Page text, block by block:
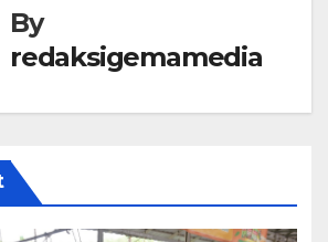
By
redaksigemamedia